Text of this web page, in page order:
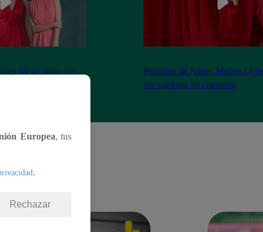
14 de abril– ver
Perdidos de Amor, Martes 14
ver capítulo 50 completo
Europea, tus
.
Rechazar